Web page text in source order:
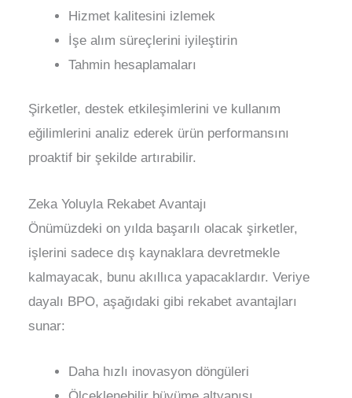
Hizmet kalitesini izlemek
İşe alım süreçlerini iyileştirin
Tahmin hesaplamaları
Şirketler, destek etkileşimlerini ve kullanım
eğilimlerini analiz ederek ürün performansını
proaktif bir şekilde artırabilir.
Zeka Yoluyla Rekabet Avantajı
Önümüzdeki on yılda başarılı olacak şirketler,
işlerini sadece dış kaynaklara devretmekle
kalmayacak, bunu akıllıca yapacaklardır. Veriye
dayalı BPO, aşağıdaki gibi rekabet avantajları
sunar:
Daha hızlı inovasyon döngüleri